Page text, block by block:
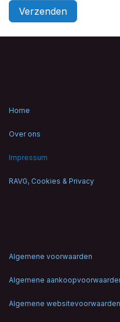
Verzenden
Home
Over ons
Impressum
RAVG, Cookies & Privacy
Algemene voorwaarden
Algemene
Algemene websitevoorwaarden